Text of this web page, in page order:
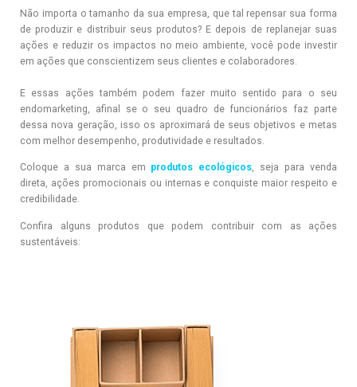
Não importa o tamanho da sua empresa, que tal repensar sua forma
de produzir e distribuir seus produtos? E depois de replanejar suas
ações e reduzir os impactos no meio ambiente, você pode investir
em ações que conscientizem seus clientes e colaboradores.
E essas ações também podem fazer muito sentido para o seu
endomarketing, afinal se o seu quadro de funcionários faz parte
dessa nova geração, isso os aproximará de seus objetivos e metas
com melhor desempenho, produtividade e resultados.
Coloque a sua marca em produtos ecológicos, seja para venda
direta, ações promocionais ou internas e conquiste maior respeito e
credibilidade.
Confira alguns produtos que podem contribuir com as ações
sustentáveis: